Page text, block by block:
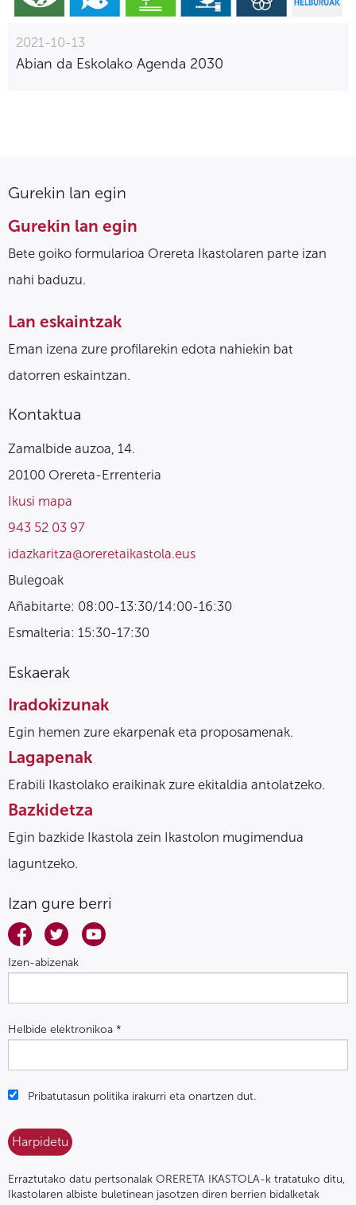
2021-10-13
Abian da Eskolako Agenda 2030
Gurekin lan egin
Gurekin lan egin
Bete goiko formularioa Orereta Ikastolaren parte izan
nahi baduzu.
Lan eskaintzak
Eman izena zure profilarekin edota nahiekin bat
datorren eskaintzan.
Kontaktua
Zamalbide auzoa, 14.
20100 Orereta-Errenteria
Ikusi mapa
943 52 03 97
idazkaritza@oreretaikastola.eus
Bulegoak
Añabitarte: 08:00-13:30/14:00-16:30
Esmalteria: 15:30-17:30
Eskaerak
Iradokizunak
Egin hemen zure ekarpenak eta proposamenak.
Lagapenak
Erabili Ikastolako eraikinak zure ekitaldia antolatzeko.
Bazkidetza
Egin bazkide Ikastola zein Ikastolon mugimendua
laguntzeko.
Izan gure berri
Izen-abizenak
Helbide elektronikoa *
Pribatutasun politika irakurri eta onartzen dut.
Erraztutako datu pertsonalak ORERETA IKASTOLA-k tratatuko ditu,
Ikastolaren albiste buletinean jasotzen diren berrien bidalketak